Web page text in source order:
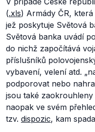
(.xls) Armády ČR,
jež poskytuje Světová
Světová banka uvádí
do nichž započítává
příslušníků
vybavení, velení atd.
podporovat nebo
jsou také
naopak ve svém
tzv. dispozic, kam